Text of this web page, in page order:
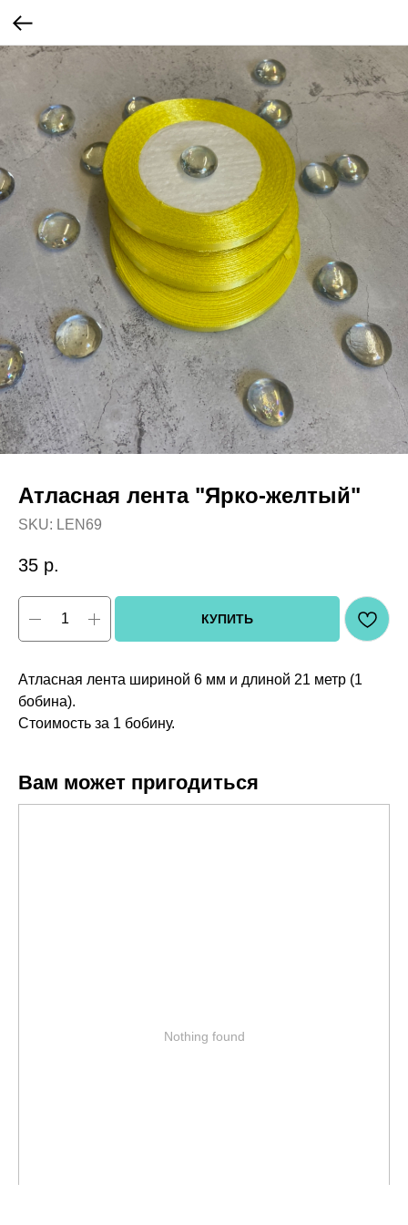
Атласная лента "Ярко-желтый"
SKU: LEN69
35 р.
КУПИТЬ
Атласная лента шириной 6 мм и длиной 21 метр (1
бобина).
Стоимость за 1 бобину.
Вам может пригодиться
Nothing found